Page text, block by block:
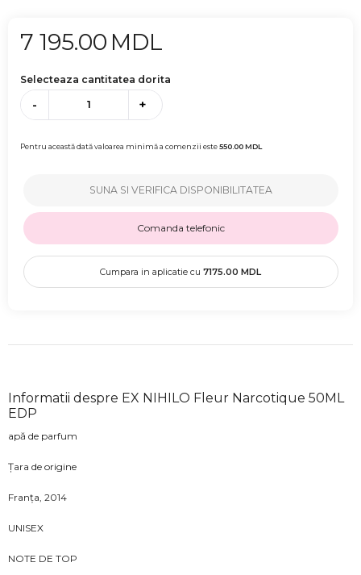
7 195.00 MDL
Selecteaza cantitatea dorita
- +
Pentru această dată valoarea minimă a comenzii este550.00MDL
SUNA SI VERIFICA DISPONIBILITATEA
Comanda telefonic
Cumpara in aplicatie cu 7175.00 MDL
Informatii despre EX NIHILO Fleur Narcotique 50ML
EDP
apă de parfum
Țara de origine
Franța, 2014
UNISEX
NOTE DE TOP